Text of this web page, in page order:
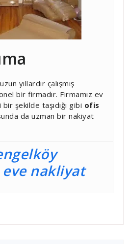
yıllardır çalışmış
bir firmadır. Firmamız ev
bir şekilde taşıdığı gibi ofis
da uzman bir nakiyat
eve nakliyat